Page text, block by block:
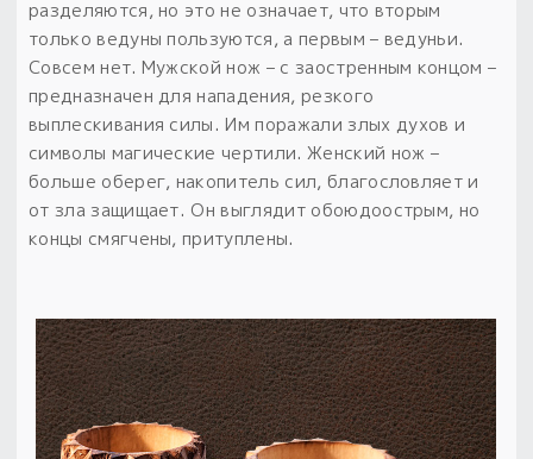
разделяются, но это не означает, что вторым
только ведуны пользуются, а первым – ведуньи.
Совсем нет. Мужской нож – с заостренным концом –
предназначен для нападения, резкого
выплескивания силы. Им поражали злых духов и
символы магические чертили. Женский нож –
больше оберег, накопитель сил, благословляет и
от зла защищает. Он выглядит обоюдоострым, но
концы смягчены, притуплены.